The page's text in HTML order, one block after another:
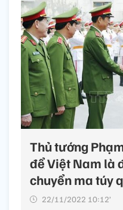
Thủ tướng
để Việt Nam là
chuyển ma túy
22/11/2022 10:12’